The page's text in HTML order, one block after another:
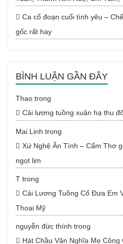
Ca cổ đoạn cuối tình yêu –
gốc rất hay
BÌNH LUẬN GẦN ĐÂY
Thao trong
Cải lương tuồng xuân hạ thu
Mai Linh trong
Xứ Nghệ Ân Tình – Cẩm Thơ
ngọt lịm
T trong
Cải Lương Tuồng Cổ Đưa Em
Thoại Mỹ
nguyễn đức thính trong
Hát Chầu Văn Nghĩa Mẹ